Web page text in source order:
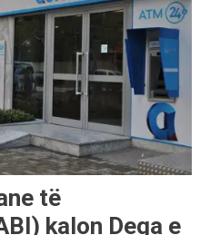
të
kalon Dega e